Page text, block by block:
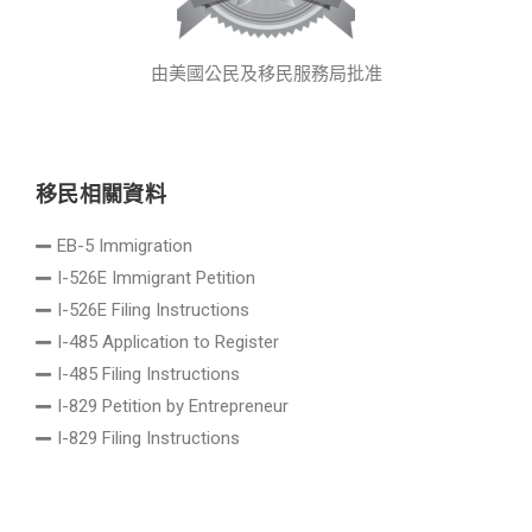
由美國公民及移民服務局批准
移民相關資料
EB-5 Immigration
I-526E Immigrant Petition
I-526E Filing Instructions
I-485 Application to Register
I-485 Filing Instructions
I-829 Petition by Entrepreneur
I-829 Filing Instructions